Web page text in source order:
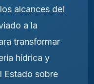
alcances del
a la
transformar
hídrica y
Estado sobre